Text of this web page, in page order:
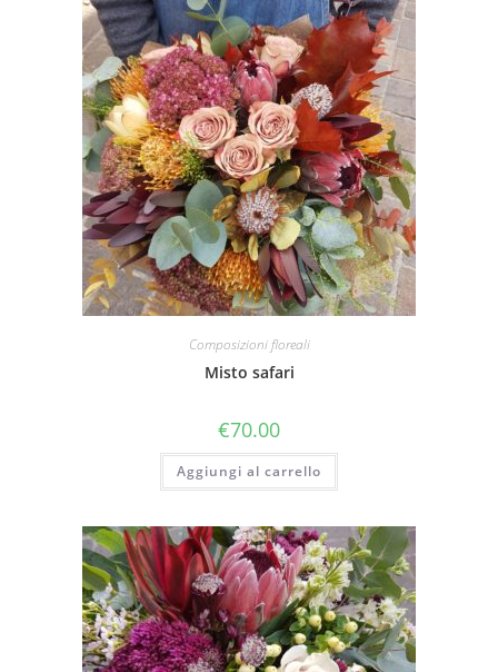
Composizioni floreali
Misto safari
€70.00
Aggiungi al carrello